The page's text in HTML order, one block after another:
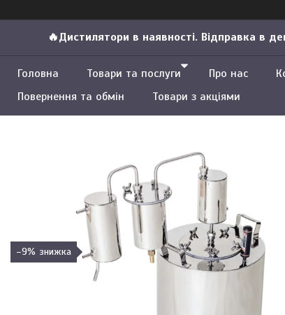
🔥Дистилятори в наявності. Відправка в
Головна Товари та послуги Про нас
Повернення та обмін
Товари з акціями
–9%